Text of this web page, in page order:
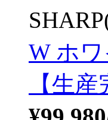
W ホ
【生産